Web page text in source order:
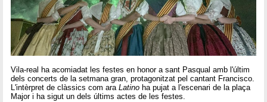
Vila-real ha acomiadat les festes en honor a sant Pasqual amb l'últim
dels concerts de la setmana gran, protagonitzat pel cantant Francisco.
L'intèrpret de clàssics com araLatino ha pujat a l'escenari de la plaça
Major i ha sigut un dels últims actes de les festes.